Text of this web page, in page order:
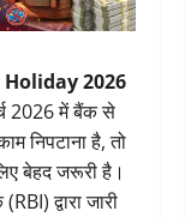
2026
2026 में बैंक से
निपटाना है, तो
बेहद जरूरी है।
द्वारा जारी